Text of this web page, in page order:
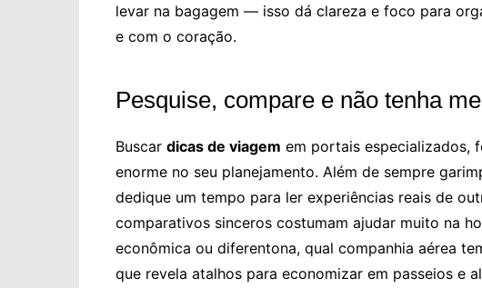
levar na bagagem — isso dá clareza e foco para
e com o coração.
Pesquise, compare e não tenha
Buscar dicas de viagem em portais especializados,
enorme no seu planejamento. Além de sempre
dedique um tempo para ler experiências reais de
comparativos sinceros costumam ajudar muito na
econômica ou diferentona, qual companhia aérea
que revela atalhos para economizar em passeios e